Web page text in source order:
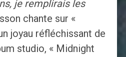
je remplirais les
chante sur «
joyau réfléchissant de
studio, « Midnight